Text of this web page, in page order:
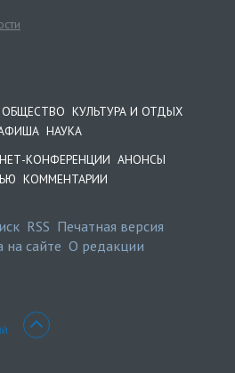
ОБЩЕСТВО КУЛЬТУРА И ОТДЫХ
НАУКА
КОНФЕРЕНЦИИ АНОНСЫ
КОММЕНТАРИИ
RSS Печатная версия
на сайте О редакции